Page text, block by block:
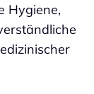
Hygiene,